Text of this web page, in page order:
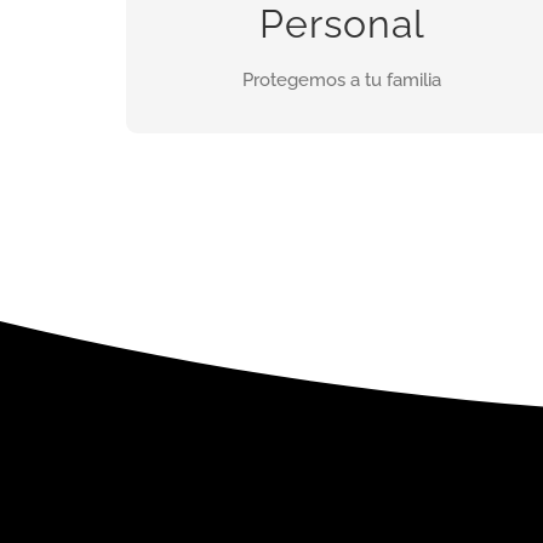
Personal
Protegemos a tu familia
Discreto, funcional y con la mejor tecnologia
INFORMES